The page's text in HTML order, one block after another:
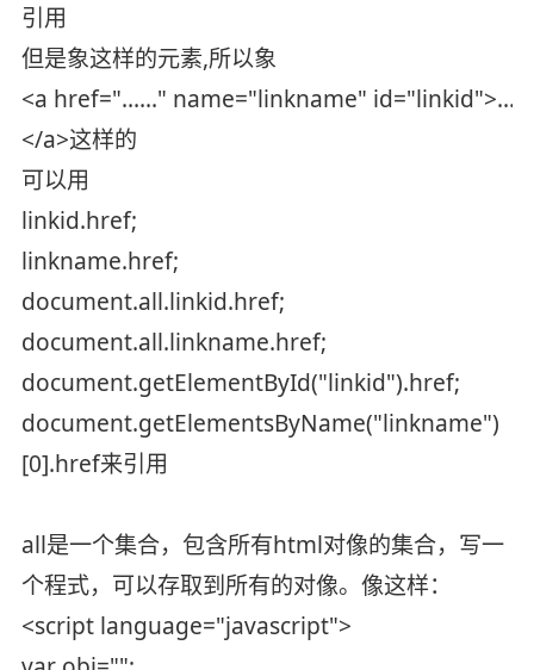
引用
但是象这样的元素,所以象
<a href="......" name="linkname" id="linkid">......
</a>这样的
可以用
linkid.href;
linkname.href;
document.all.linkid.href;
document.all.linkname.href;
document.getElementById("linkid").href;
document.getElementsByName("linkname")
[0].href来引用
all是一个集合，包含所有html对像的集合，写一
个程式，可以存取到所有的对像。像这样：
<script language="javascript">